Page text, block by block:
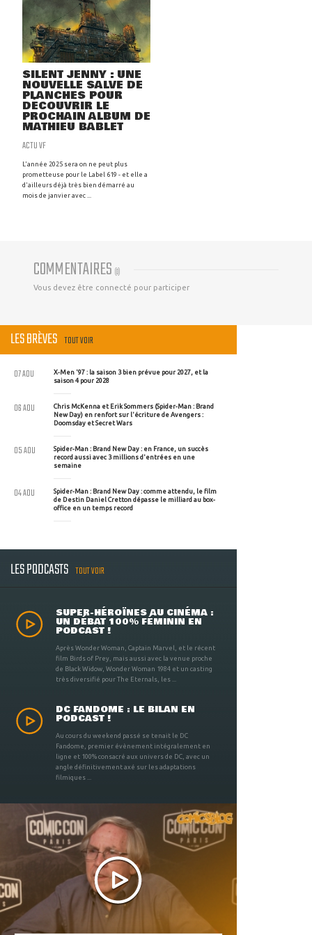
SILENT JENNY : UNE
NOUVELLE SALVE DE
PLANCHES POUR
DÉCOUVRIR LE
PROCHAIN ALBUM DE
MATHIEU BABLET
ACTU VF
L'année 2025 sera on ne peut plus
prometteuse pour le Label 619 - et elle a
d'ailleurs déjà très bien démarré au
mois de janvier avec ...
COMMENTAIRES (0)
Vous devez être connecté pour participer
LES BRÈVES TOUT VOIR
X-Men '97 : la saison 3 bien prévue pour 2027, et la
saison 4 pour 2028
07 AOU
Chris McKenna et Erik Sommers (Spider-Man : Brand
New Day) en renfort sur l'écriture de Avengers :
Doomsday et Secret Wars
06 AOU
Spider-Man : Brand New Day : en France, un succès
record aussi avec 3 millions d'entrées en une
semaine
05 AOU
Spider-Man : Brand New Day : comme attendu, le film
de Destin Daniel Cretton dépasse le milliard au box-
office en un temps record
04 AOU
LES PODCASTS TOUT VOIR
SUPER-HÉROÏNES AU CINÉMA :
UN DÉBAT 100% FÉMININ EN
PODCAST !
Après Wonder Woman, Captain Marvel, et le récent
film Birds of Prey, mais aussi avec la venue proche
de Black Widow, Wonder Woman 1984 et un casting
très diversifié pour The Eternals, les ...
DC FANDOME : LE BILAN EN
PODCAST !
Au cours du weekend passé se tenait le DC
Fandome, premier évènement intégralement en
ligne et 100% consacré aux univers de DC, avec un
angle définitivement axé sur les adaptations
filmiques ...